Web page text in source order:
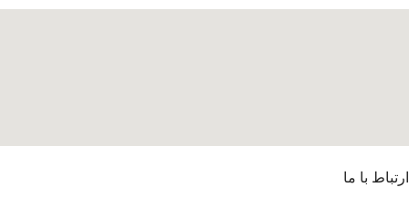
ارتباط با ما